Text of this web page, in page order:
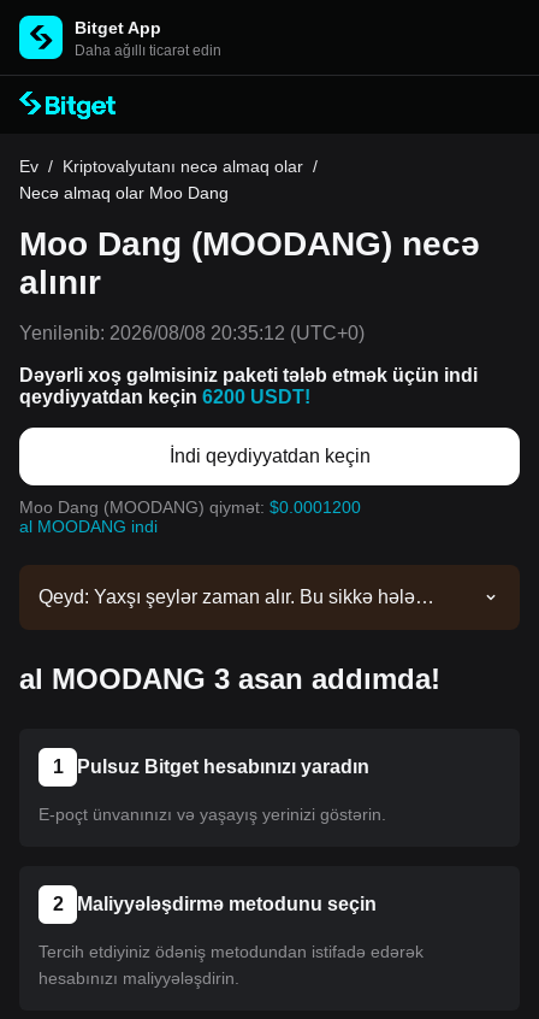
Bitget App
Daha ağıllı ticarət edin
Ev / Kriptovalyutanı necə almaq olar /
Necə almaq olar Moo Dang
Moo Dang (MOODANG) necə
alınır
Yenilənib: 2026/08/08 20:35:12 (UTC+0)
Dəyərli xoş gəlmisiniz paketi tələb etmək üçün indi
qeydiyyatdan keçin 6200 USDT!
İndi qeydiyyatdan keçin
Moo Dang (MOODANG) qiymət: $0.0001200
al MOODANG indi
Qeyd: Yaxşı şeylər zaman alır. Bu sikkə hələ
sonra onu almaq üçün təlimatımızı izləyə bilərsiniz.
al MOODANG 3 asan addımda!
1 Pulsuz Bitget hesabınızı yaradın
E-poçt ünvanınızı və yaşayış yerinizi göstərin.
2 Maliyyələşdirmə metodunu seçin
Tercih etdiyiniz ödəniş metodundan istifadə edərək
hesabınızı maliyyələşdirin.